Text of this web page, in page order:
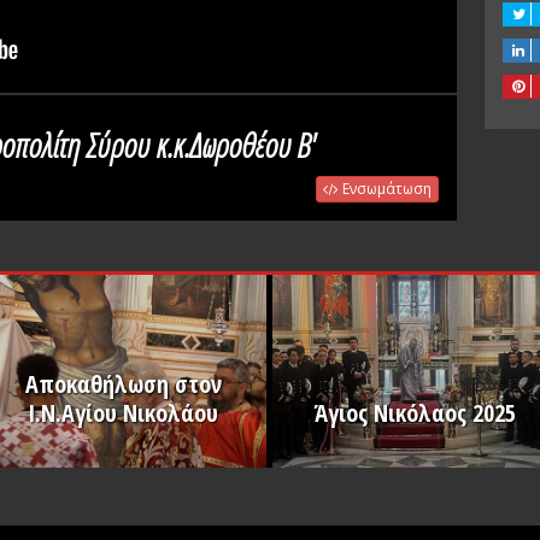
Σύρου κ.κ.Δωροθέου Β'
Ενσωμάτωση
Αποκαθήλωση στον
Ι.Ν.Αγίου Νικολάου
PLAY
Άγιος Νικόλαος 2025
PLAY